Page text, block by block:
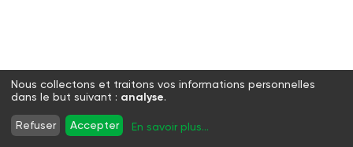
Nous collectons et traitons vos informations personnelles
dans le but suivant : analyse.
Refuser Accepter En savoir plus...